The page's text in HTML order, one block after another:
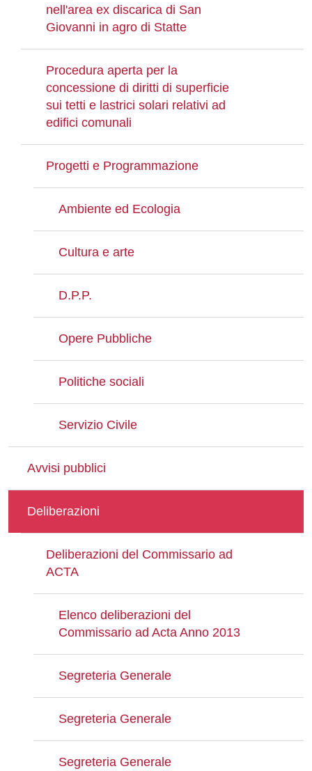
nell'area ex discarica di San
Giovanni in agro di Statte
Procedura aperta per la
concessione di diritti di superficie
sui tetti e lastrici solari relativi ad
edifici comunali
Progetti e Programmazione
Ambiente ed Ecologia
Cultura e arte
D.P.P.
Opere Pubbliche
Politiche sociali
Servizio Civile
Avvisi pubblici
Deliberazioni
Deliberazioni del Commissario ad
ACTA
Elenco deliberazioni del
Commissario ad Acta Anno 2013
Segreteria Generale
Segreteria Generale
Segreteria Generale